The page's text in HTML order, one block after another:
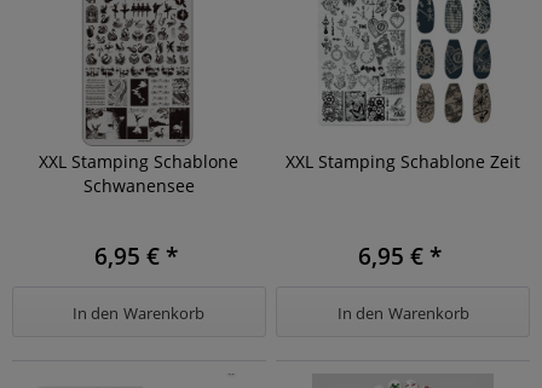
XXL Stamping Schablone
Schwanensee
6,95 € *
In den Warenkorb
XXL Stamping Schablone Zeit
6,95 € *
In den Warenkorb